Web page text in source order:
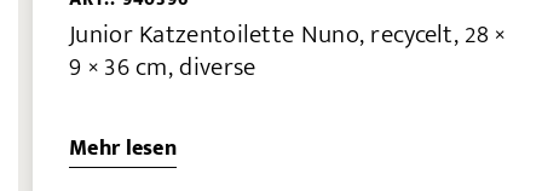
Junior Katzentoilette Nuno, recycelt, 28 ×
9 × 36 cm, diverse
Mehr lesen